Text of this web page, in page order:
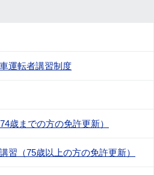
運転者講習制度
歳までの方の免許更新）
習（75歳以上の方の免許更新）